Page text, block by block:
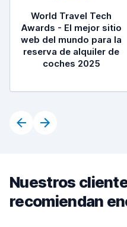
World Travel Tech
Awards - El mejor sitio
web del mundo para la
reserva de alquiler de
coches 2025
Nuestros
recomiendan